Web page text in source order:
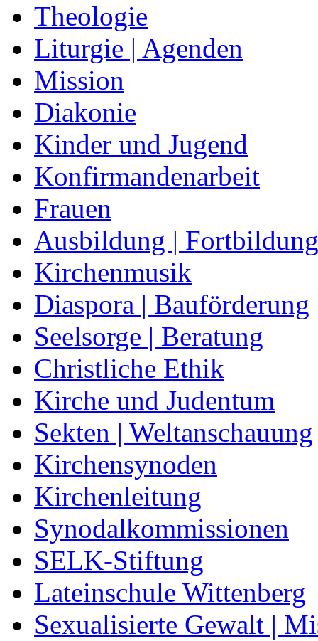
Theologie
Liturgie | Agenden
Mission
Diakonie
Kinder und Jugend
Konfirmandenarbeit
Frauen
Ausbildung | Fortbildung
Kirchenmusik
Diaspora | Bauförderung
Seelsorge | Beratung
Christliche Ethik
Kirche und Judentum
Sekten | Weltanschauung
Kirchensynoden
Kirchenleitung
Synodalkommissionen
SELK-Stiftung
Lateinschule Wittenberg
Sexualisierte Gewalt |